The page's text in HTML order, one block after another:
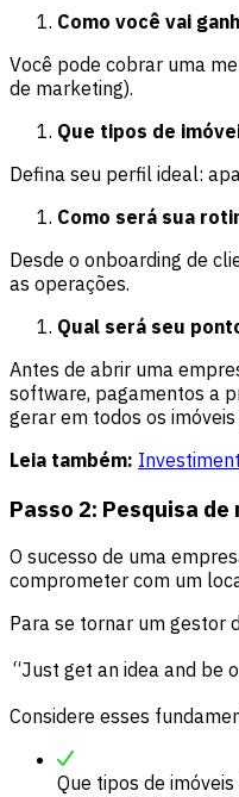
Como você vai
Você pode cobrar uma
de marketing).
Que tipos de
Defina seu perfil ideal:
Como será sua
Desde o onboarding de
as operações.
Qual será seu
Antes de abrir uma
software, pagamentos a
gerar em todos os
Leia também:
Passo 2: Pesquisa
O sucesso de uma
comprometer com um
Para se tornar um gestor
“Just get an idea and be
Considere esses
Que tipos de